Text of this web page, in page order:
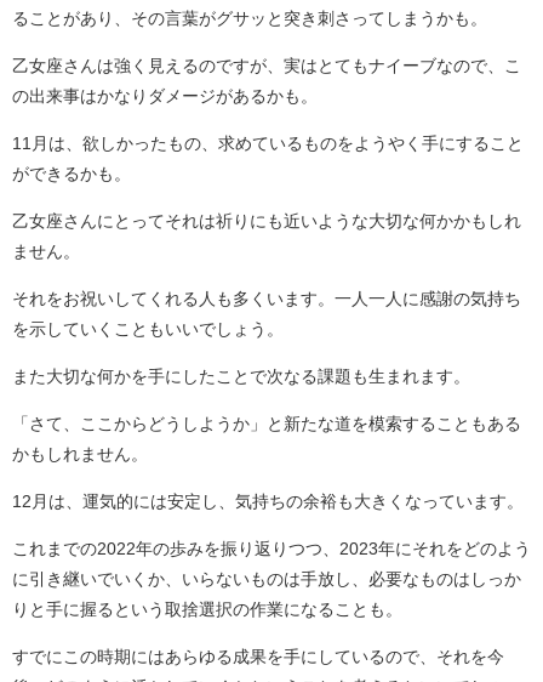
ることがあり、その言葉がグサッと突き刺さってしまうかも。
乙女座さんは強く見えるのですが、実はとてもナイーブなので、こ
の出来事はかなりダメージがあるかも。
11月は、欲しかったもの、求めているものをようやく手にすること
ができるかも。
乙女座さんにとってそれは祈りにも近いような大切な何かかもしれ
ません。
それをお祝いしてくれる人も多くいます。一人一人に感謝の気持ち
を示していくこともいいでしょう。
また大切な何かを手にしたことで次なる課題も生まれます。
「さて、ここからどうしようか」と新たな道を模索することもある
かもしれません。
12月は、運気的には安定し、気持ちの余裕も大きくなっています。
これまでの2022年の歩みを振り返りつつ、2023年にそれをどのよう
に引き継いでいくか、いらないものは手放し、必要なものはしっか
りと手に握るという取捨選択の作業になることも。
すでにこの時期にはあらゆる成果を手にしているので、それを今